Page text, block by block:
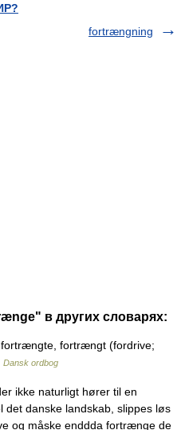
fortrængning
в других словарях:
fortrængt (fordrive;
Dansk ordbog
ikke naturligt hører til en
det danske landskab, slippes løs
og måske enddda fortrænge de